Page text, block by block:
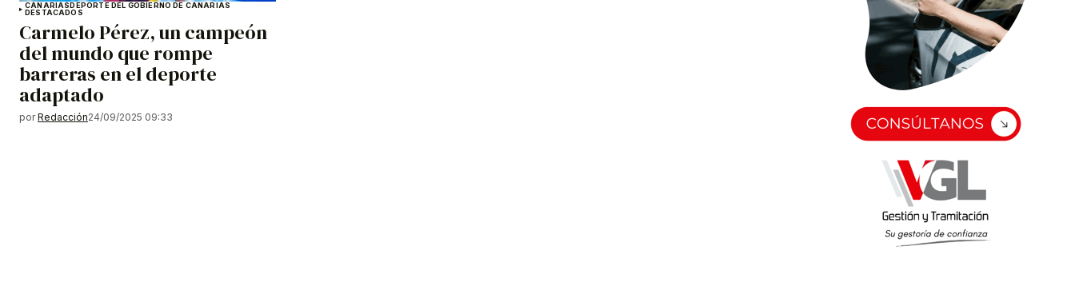
CANARIASDEPORTE DEL GOBIERNO DE CANARIAS
DESTACADOS
Carmelo Pérez, un campeón
del mundo que rompe
barreras en el deporte
adaptado
por Redacción24/09/2025 09:33